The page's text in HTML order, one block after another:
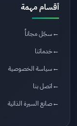
أقسام مهمة
سجّل مجاناً
خدماتنا
سياسة الخصوصية
اتصل بنا
صانع السيرة الذاتية